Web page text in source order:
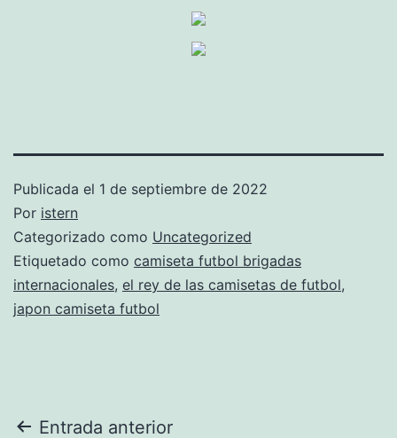
Publicada el 1 de septiembre de 2022
Por istern
Categorizado como Uncategorized
Etiquetado como camiseta futbol brigadas
internacionales, el rey de las camisetas de futbol,
japon camiseta futbol
Entrada anterior